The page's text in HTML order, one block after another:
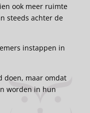
ook meer ruimte
steeds achter de
instappen in
doen, maar omdat
worden in hun